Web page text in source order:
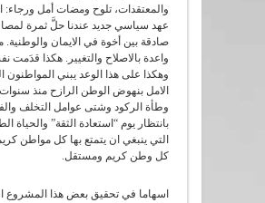
والمعتقدات، تلوح ومضات أمل ورجاء:
عهد سياسي جديد عندنا حلَّ ثمرة
صادقة بين أخوة في الايمان والوطنية.
واعدة بالاصلاح والتغيير. هكذا قدَمت
وهكذا على هذا الوعد يبني المواطنون
الامل بنهوض الوطن الرازح منذ
وطأة الركود وشتى عوامل التخلف
بانتظار يوم “استعادة الثقة” والحياة
التي ينبغي ان يتمتع بها كل مواطن
كل وطن كريم ومستقل.
اسهاما في تحقيق بعض هذا المشروع